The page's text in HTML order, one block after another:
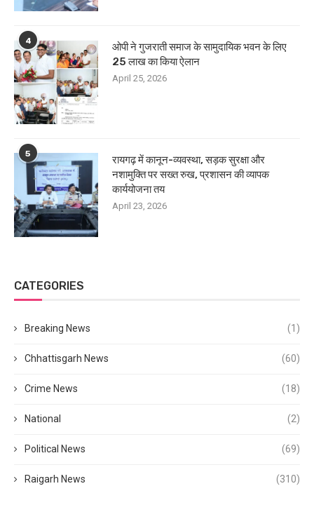
4
ओपी ने गुजराती समाज के सामुदायिक भवन के लिए
25 लाख का किया ऐलान
April 25, 2026
5
रायगढ़ में कानून-व्यवस्था, सड़क सुरक्षा और
नशामुक्ति पर सख्त रुख, प्रशासन की व्यापक
कार्ययोजना तय
April 23, 2026
CATEGORIES
Breaking News (1)
Chhattisgarh News (60)
Crime News (18)
National (2)
Political News (69)
Raigarh News (310)